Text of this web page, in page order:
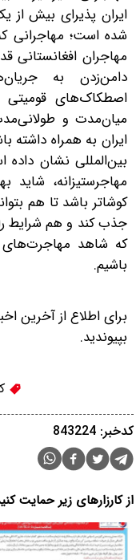
ایران پذیرای بیش از
شده است؛ مهاجرانی
مهاجران افغانستانی
دامن‌زدن به
اصطکاک‌های قومیتی
میان‌مدت و
ایران به همراه داشته
بین‌المللی نشان
مهاجرستیزانه، شاید
کوشاتر باشد تا هم
جذب کند و هم شرایط را
که شاهد مهاجرت‌های
باشیم.
برای اطلاع از آخرین
بپیوندید.
کدخبر: 843224
از کارزارهای زیر حمایت